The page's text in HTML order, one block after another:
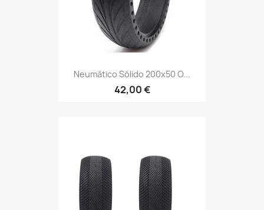
Neumático Sólido 200x50 O...
42,00 €